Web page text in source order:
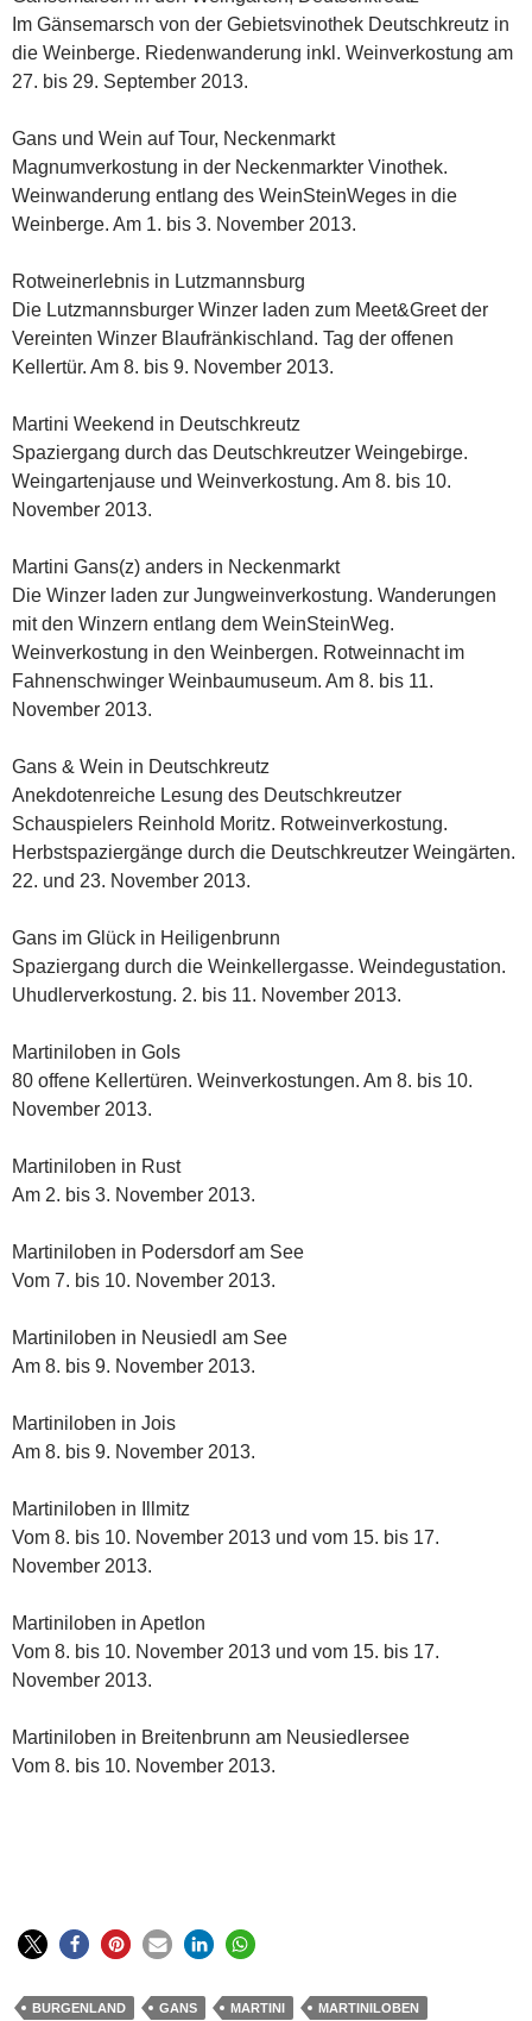
Im Gänsemarsch von der Gebietsvinothek Deutschkreutz in
die Weinberge. Riedenwanderung inkl. Weinverkostung am
27. bis 29. September 2013.
Gans und Wein auf Tour, Neckenmarkt
Magnumverkostung in der Neckenmarkter Vinothek.
Weinwanderung entlang des WeinSteinWeges in die
Weinberge. Am 1. bis 3. November 2013.
Rotweinerlebnis in Lutzmannsburg
Die Lutzmannsburger Winzer laden zum Meet&Greet der
Vereinten Winzer Blaufränkischland. Tag der offenen
Kellertür. Am 8. bis 9. November 2013.
Martini Weekend in Deutschkreutz
Spaziergang durch das Deutschkreutzer Weingebirge.
Weingartenjause und Weinverkostung. Am 8. bis 10.
November 2013.
Martini Gans(z) anders in Neckenmarkt
Die Winzer laden zur Jungweinverkostung. Wanderungen
mit den Winzern entlang dem WeinSteinWeg.
Weinverkostung in den Weinbergen. Rotweinnacht im
Fahnenschwinger Weinbaumuseum. Am 8. bis 11.
November 2013.
Gans & Wein in Deutschkreutz
Anekdotenreiche Lesung des Deutschkreutzer
Schauspielers Reinhold Moritz. Rotweinverkostung.
Herbstspaziergänge durch die Deutschkreutzer Weingärten.
22. und 23. November 2013.
Gans im Glück in Heiligenbrunn
Spaziergang durch die Weinkellergasse. Weindegustation.
Uhudlerverkostung. 2. bis 11. November 2013.
Martiniloben in Gols
80 offene Kellertüren. Weinverkostungen. Am 8. bis 10.
November 2013.
Martiniloben in Rust
Am 2. bis 3. November 2013.
Martiniloben in Podersdorf am See
Vom 7. bis 10. November 2013.
Martiniloben in Neusiedl am See
Am 8. bis 9. November 2013.
Martiniloben in Jois
Am 8. bis 9. November 2013.
Martiniloben in Illmitz
Vom 8. bis 10. November 2013 und vom 15. bis 17.
November 2013.
Martiniloben in Apetlon
Vom 8. bis 10. November 2013 und vom 15. bis 17.
November 2013.
Martiniloben in Breitenbrunn am Neusiedlersee
Vom 8. bis 10. November 2013.
BURGENLAND GANS MARTINI MARTINILOBEN